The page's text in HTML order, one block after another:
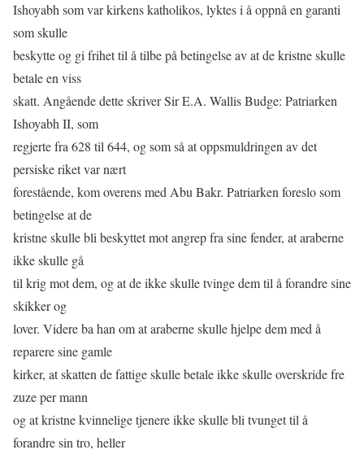
Ishoyabh som var kirkens katholikos, lyktes i å oppnå en garanti
som skulle
beskytte og gi frihet til å tilbe på betingelse av at de kristne skulle
betale en viss
skatt. Angående dette skriver Sir E.A. Wallis Budge: Patriarken
Ishoyabh II, som
regjerte fra 628 til 644, og som så at oppsmuldringen av det
persiske riket var nært
forestående, kom overens med Abu Bakr. Patriarken foreslo som
betingelse at de
kristne skulle bli beskyttet mot angrep fra sine fender, at araberne
ikke skulle gå
til krig mot dem, og at de ikke skulle tvinge dem til å forandre sine
skikker og
lover. Videre ba han om at araberne skulle hjelpe dem med å
reparere sine gamle
kirker, at skatten de fattige skulle betale ikke skulle overskride fre
zuze per mann
og at kristne kvinnelige tjenere ikke skulle bli tvunget til å
forandre sin tro, heller